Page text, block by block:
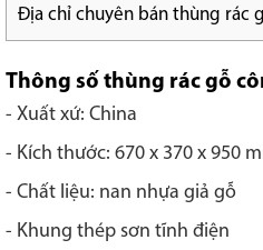
Địa chỉ chuyên bán thùng rác
Thông số thùng rác gỗ
- Xuất xứ: China
- Kích thước: 670 x 370 x 950
- Chất liệu: nan nhựa giả gỗ
- Khung thép sơn tĩnh điện